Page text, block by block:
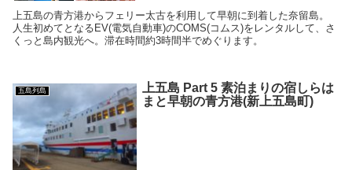
上五島の青方港からフェリー太古を利用して早朝に到着した奈留島。
人生初めてとなるEV(電気自動車)のCOMS(コムス)をレンタルして、さ
くっと島内観光へ。滞在時間約3時間半でめぐります。
五島列島
上五島 Part 5 素泊まりの宿しらは
まと早朝の青方港(新上五島町)